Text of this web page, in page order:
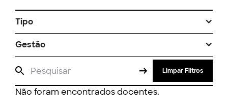
Tipo
Gestão
Limpar Filtros
Não foram encontrados docentes.